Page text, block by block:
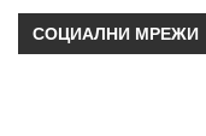
СОЦИАЛНИ МРЕЖИ